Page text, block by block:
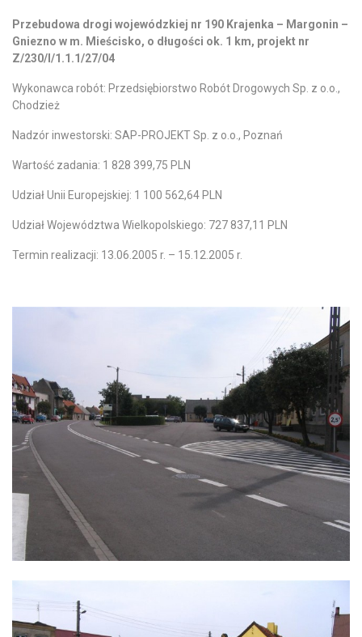
Przebudowa drogi wojewódzkiej nr 190 Krajenka – Margonin –
Gniezno w m. Mieścisko, o długości ok. 1 km, projekt nr
Z/230/I/1.1.1/27/04
Wykonawca robót: Przedsiębiorstwo Robót Drogowych Sp. z o.o.,
Chodzież
Nadzór inwestorski: SAP-PROJEKT Sp. z o.o., Poznań
Wartość zadania: 1 828 399,75 PLN
Udział Unii Europejskiej: 1 100 562,64 PLN
Udział Województwa Wielkopolskiego: 727 837,11 PLN
Termin realizacji: 13.06.2005 r. – 15.12.2005 r.